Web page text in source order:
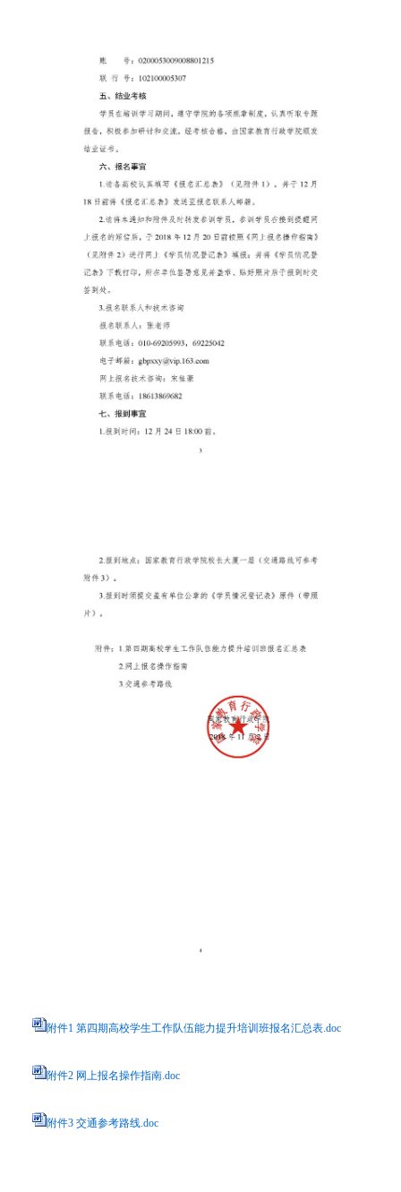
附件1 第四期高校学生工作队伍能力提升培训班报名汇总表.doc
附件2 网上报名操作指南.doc
附件3 交通参考路线.doc